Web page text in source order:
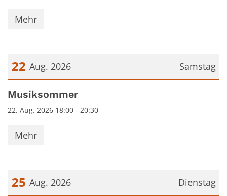
Mehr
Samstag
22 Aug. 2026
Datum: 22. August 2026
Musiksommer
22. Aug. 2026 18:00 - 20:30
Mehr
Dienstag
25 Aug. 2026